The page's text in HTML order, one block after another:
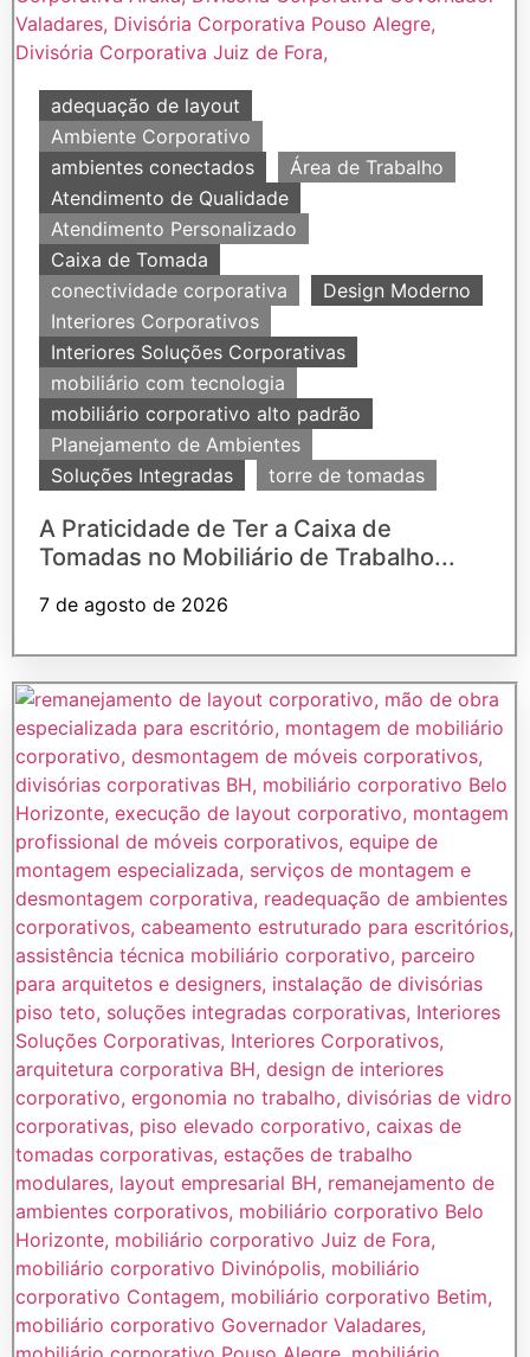
adequação de layout
Ambiente Corporativo
ambientes conectados
Área de Trabalho
Atendimento de Qualidade
Atendimento Personalizado
Caixa de Tomada
conectividade corporativa
Design Moderno
Interiores Corporativos
Interiores Soluções Corporativas
mobiliário com tecnologia
mobiliário corporativo alto padrão
Planejamento de Ambientes
Soluções Integradas
torre de tomadas
A Praticidade de Ter a Caixa de
Tomadas no Mobiliário de Trabalho...
7 de agosto de 2026